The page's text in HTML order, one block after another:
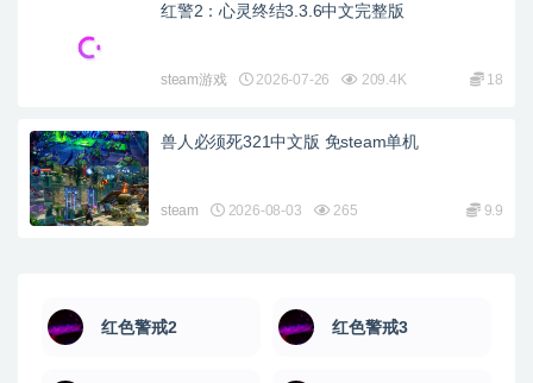
红警2：心灵终结3.3.6中文完整版
steam游戏 2026-07-26 209.4K 18
兽人必须死321中文版 免steam单机
steam 2026-08-03 265 9.9
红色警戒2 红色警戒3